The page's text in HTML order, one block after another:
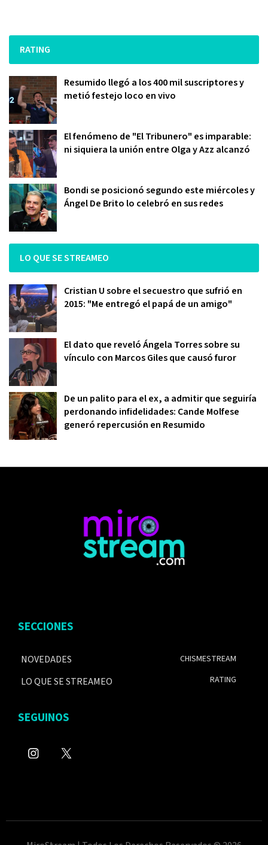
RATING
Resumido llegó a los 400 mil suscriptores y
metió festejo loco en vivo
El fenómeno de "El Tribunero" es imparable:
ni siquiera la unión entre Olga y Azz alcanzó
Bondi se posicionó segundo este miércoles y
Ángel De Brito lo celebró en sus redes
LO QUE SE STREAMEO
Cristian U sobre el secuestro que sufrió en
2015: "Me entregó el papá de un amigo"
El dato que reveló Ángela Torres sobre su
vínculo con Marcos Giles que causó furor
De un palito para el ex, a admitir que seguiría
perdonando infidelidades: Cande Molfese
generó repercusión en Resumido
SECCIONES
NOVEDADES
LO QUE SE STREAMEO
CHISMESTREAM
RATING
SEGUINOS